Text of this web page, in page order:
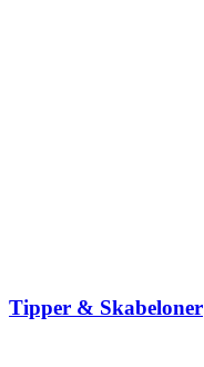
Tipper & Skabeloner